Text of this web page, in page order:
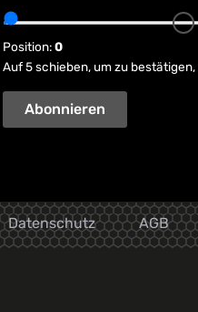
h
n
a
m
-
A
d
r
s
e
e
n
s
c
h
t
l
ä
r
p
a
m
s
c
u
Position:0
Auf 5 schieben, um zu
Abonnieren
Datenschutz AGB